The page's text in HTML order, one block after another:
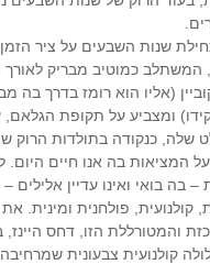
שנות השבעים על ציר
המשתלב כמוטיב מבריק לאורך
(אליו הוא רומז בדרך בה
ומצביע על תקופת הגלאם,
שלה, כנקודה בתולדות הרוק
המציאות בה אנו חיים היום.
– בה בואי ואינו עדיין אלילים
קולנועית, פולחנית ומינית.
והמטורללת הזו, דחס היינז,
קולנועית צבעונית